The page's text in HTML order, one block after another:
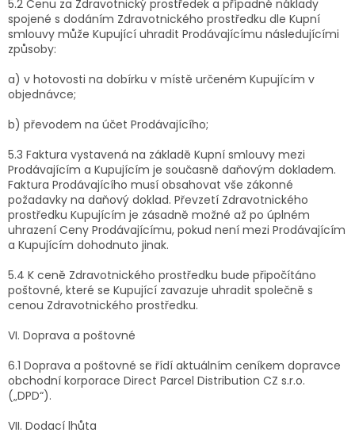
5.2 Cenu za Zdravotnický prostředek a případné náklady
spojené s dodáním Zdravotnického prostředku dle Kupní
smlouvy může Kupující uhradit Prodávajícímu následujícími
způsoby:
a) v hotovosti na dobírku v místě určeném Kupujícím v
objednávce;
b) převodem na účet Prodávajícího;
5.3 Faktura vystavená na základě Kupní smlouvy mezi
Prodávajícím a Kupujícím je současně daňovým dokladem.
Faktura Prodávajícího musí obsahovat vše zákonné
požadavky na daňový doklad. Převzetí Zdravotnického
prostředku Kupujícím je zásadně možné až po úplném
uhrazení Ceny Prodávajícímu, pokud není mezi Prodávajícím
a Kupujícím dohodnuto jinak.
5.4 K ceně Zdravotnického prostředku bude připočítáno
poštovné, které se Kupující zavazuje uhradit společně s
cenou Zdravotnického prostředku.
VI. Doprava a poštovné
6.1 Doprava a poštovné se řídí aktuálním ceníkem dopravce
obchodní korporace Direct Parcel Distribution CZ s.r.o.
(„DPD“).
VII. Dodací lhůta